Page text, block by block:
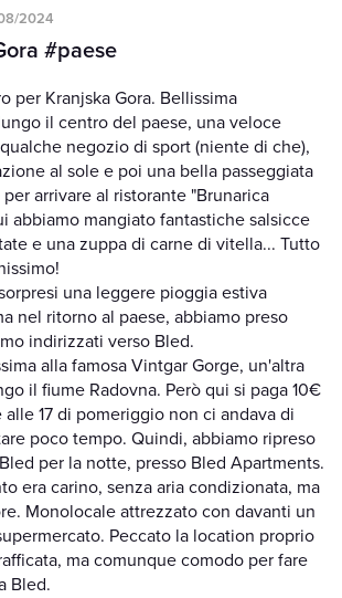
2024
#paese
per Kranjska Gora. Bellissima
il centro del paese, una veloce
negozio di sport (niente di che),
al sole e poi una bella passeggiata
arrivare al ristorante "Brunarica
abbiamo mangiato fantastiche salsicce
e una zuppa di carne di vitella... Tutto
una leggere pioggia estiva
nel ritorno al paese, abbiamo preso
indirizzati verso Bled.
alla famosa Vintgar Gorge, un'altra
il fiume Radovna. Però qui si paga 10€
alle 17 di pomeriggio non ci andava di
poco tempo. Quindi, abbiamo ripreso
per la notte, presso Bled Apartments.
era carino, senza aria condizionata, ma
Monolocale attrezzato con davanti un
Peccato la location proprio
ma comunque comodo per fare
Bled.